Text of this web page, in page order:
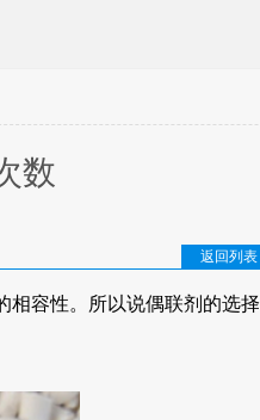
数
返回列表
容性。所以说偶联剂的选择